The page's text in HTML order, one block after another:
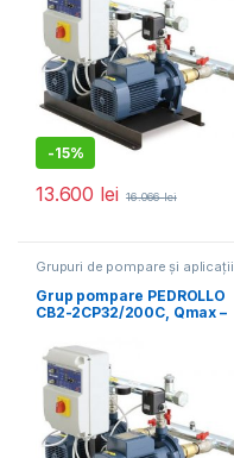
-15%
13.600 lei 16.066lei
Grupuri de pompare și aplicații
speciale Pompe și hidrofoare
Grup pompare PEDROLLO
CB2-2CP32/200C, Qmax –